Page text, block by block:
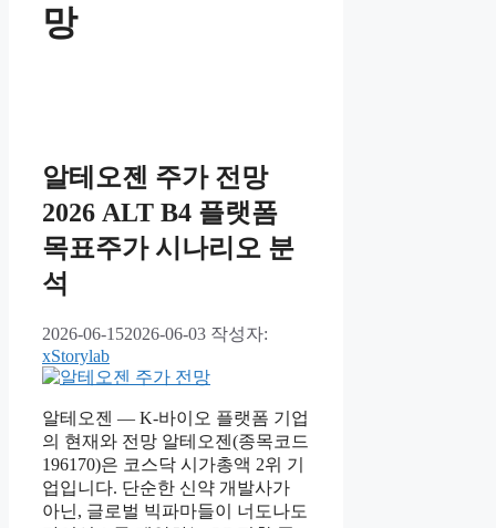
망
알테오젠 주가 전망
2026 ALT B4 플랫폼
목표주가 시나리오 분
석
2026-06-152026-06-03 작성자:
xStorylab
알테오젠 — K-바이오 플랫폼 기업
의 현재와 전망 알테오젠(종목코드
196170)은 코스닥 시가총액 2위 기
업입니다. 단순한 신약 개발사가
아닌, 글로벌 빅파마들이 너도나도